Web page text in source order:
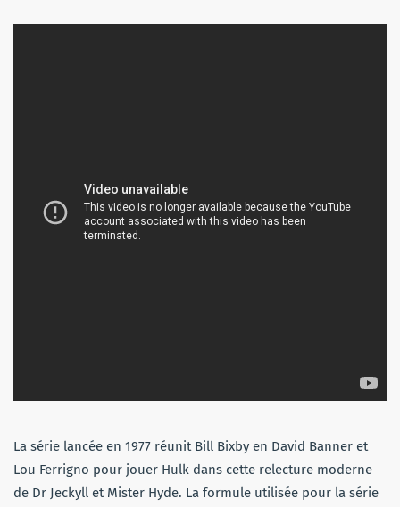
La série lancée en 1977 réunit Bill Bixby en David Banner et
Lou Ferrigno pour jouer Hulk dans cette relecture moderne
de Dr Jeckyll et Mister Hyde. La formule utilisée pour la série